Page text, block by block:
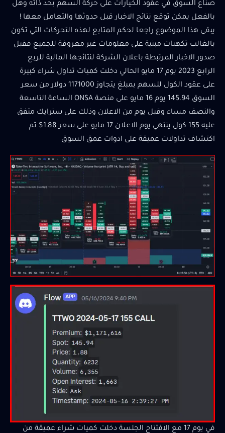
صناع السوق في عقود الخيارات على حركة السهم بحد ذاته وهل
بالفعل يمكن توقع نتائج الاخبار قبل حدوثها والتعامل معها !
يبقى هذا الموضوع راجعا لحكم المتابع لهذه التحركات التي تكون
بالغالب تكهنات مبنية على معلومات غير معروفة للجميع فقبل
صدور الاخبار المرتبطة باعلان الشركة لنتائجها المالية للربع
الرابع 2023 يوم 17 مايو الحالي دخلت كميات تداول شراء كبيرة
على عقود الكول للسهم بمبلغ يتجاوز 1171000 دولار من سعر
السوق 145.94 يوم 16 مايو على منصة ONSA الساعة التاسعة
والنصف مساء وقبل يوم من الاعلان وذلك على سترايك متفق
عليه 155 كول ينتهي يوم الاعلان 17 مايو على سعر 1.88$ تم
اكتشاف تداولات عميقة على ادوات عمق السوق
في يوم 17 مع الافتتاح الجلسة دخلت كميات شراء عميقة من